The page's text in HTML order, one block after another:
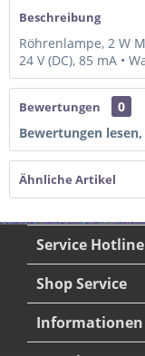
Beschreibung
Röhrenlampe, 2 W
24 V (DC), 85 mA •
Bewertungen
0
Bewertungen
Ähnliche Artikel
Service Hotline
Shop Service
Informationen